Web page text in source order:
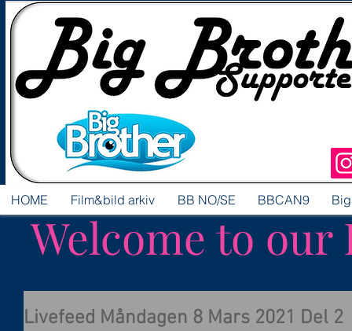
Welcome to our
HOME Film&bild arkiv BB NO/SE BBCAN9
Livefeed Måndagen 8 Mars 2021 Del 2